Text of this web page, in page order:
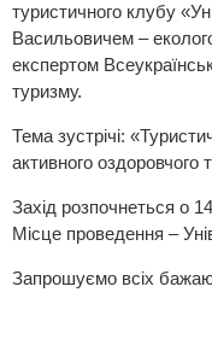
туристичного клубу
Васильовичем –
експертом
туризму.
Тема зустрічі:
активного оздоровчого
Захід розпочнеться о
Місце проведення –
Запрошуємо всіх